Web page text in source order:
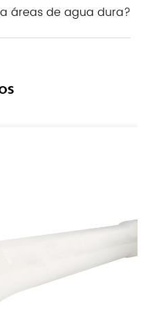
áreas de agua dura?